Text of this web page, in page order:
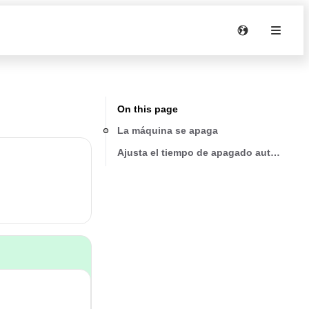
On this page
La máquina se apaga
Ajusta el tiempo de apagado automático